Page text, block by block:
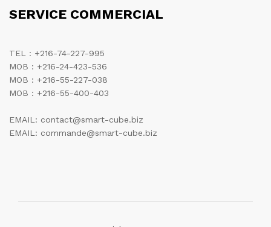
SERVICE COMMERCIAL
TEL : +216-74-227-995
MOB : +216-24-423-536
MOB : +216-55-227-038
MOB : +216-55-400-403
EMAIL: contact@smart-cube.biz
EMAIL: commande@smart-cube.biz